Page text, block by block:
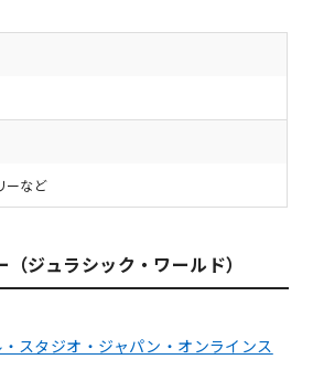
ーなど
ジュラシック・ワールド）
スタジオ・ジャパン・オンラインス